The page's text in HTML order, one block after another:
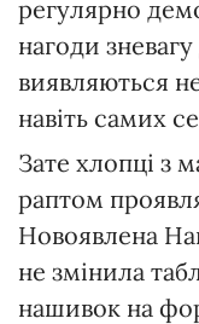
регулярно
нагоди зневагу
виявляються
навіть самих
Зате хлопці з
раптом
Новоявлена
не змінила
нашивок на